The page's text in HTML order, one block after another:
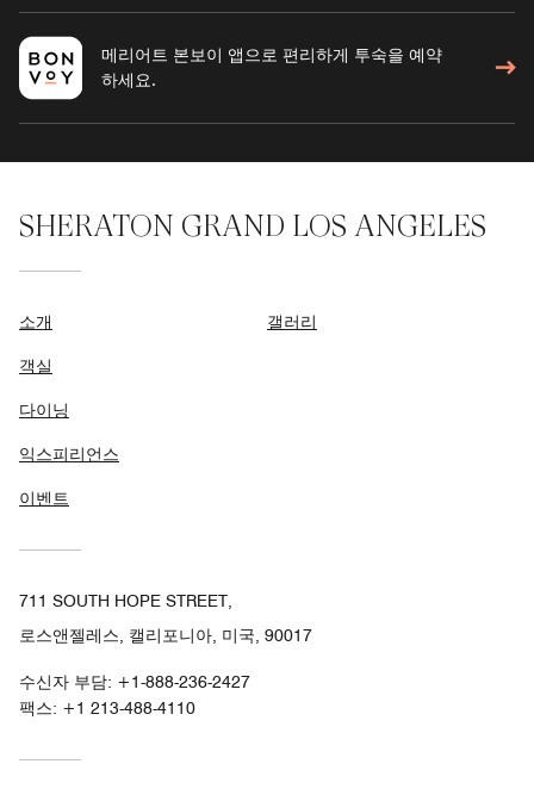
메리어트 본보이 앱으로 편리하게 투숙을 예약
하세요.
SHERATON GRAND LOS ANGELES
소개
객실
다이닝
익스피리언스
이벤트
갤러리
711 SOUTH HOPE STREET,
로스앤젤레스, 캘리포니아, 미국, 90017
수신자 부담: +1-888-236-2427
팩스: +1 213-488-4110